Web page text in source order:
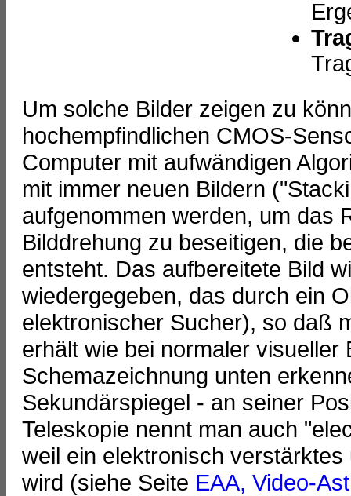
Um solche Bilder zeigen zu
hochempfindlichen CMOS-
Computer mit aufwändigen
mit immer neuen Bildern
aufgenommen werden, um das
Bilddrehung zu beseitigen, die
entsteht. Das aufbereitete Bild
wiedergegeben, das durch ein
elektronischer Sucher), so daß
erhält wie bei normaler
Schemazeichnung unten
Sekundärspiegel - an seiner
Teleskopie nennt man auch
weil ein elektronisch
wird (siehe Seite EAA, Video-